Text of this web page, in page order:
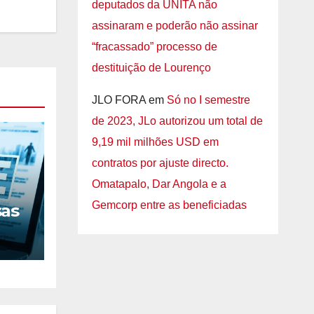
deputados da UNITA não
assinaram e poderão não assinar
“fracassado” processo de
destituição de Lourenço
JLO FORAem Só no I semestre
de 2023, JLo autorizou um total de
9,19 mil milhões USD em
contratos por ajuste directo.
Omatapalo, Dar Angola e a
Gemcorp entre as beneficiadas